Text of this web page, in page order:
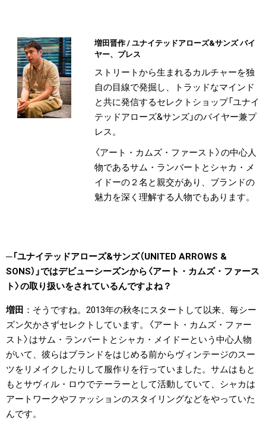
増田晋作 / ユナイテッドアローズ&サンズ バイ
ヤー、プレス
ストリートから生まれるカルチャーを独
自の目線で発掘し、トラッドなマインド
と共に発信するセレクトショップ「ユナイ
テッドアローズ&サンズ」のバイヤー兼プ
レス。
〈アート・カムズ・ファースト〉の中心人
物であるサム・ランバートとシャカ・メ
イドーの２名と親交があり、ブランドの
魅力を深く理解する人物でもあります。
「ユナイテッドアローズ&サンズ（UNITED ARROWS &
SONS）」ではデビューシーズンから〈アート・カムズ・ファース
ト〉の取り扱いをされているんですよね？
増田
そうですね。2013年の秋冬にスタートして以来、毎シー
ズン欠かさずセレクトしています。〈アート・カムズ・ファー
スト〉はサム・ランバートとシャカ・メイドーという中心人物
がいて、彼らはブランドをはじめる前からヴィンテージのスー
ツをリメイクしたりして服作りを行っていました。サムはもと
もとサヴィル・ロウでテーラーとして活動していて、シャカは
アートワークやファッションのスタイリングなどをやっていた
んです。